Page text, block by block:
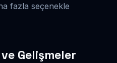
fazla seçenekle
Gelişmeler